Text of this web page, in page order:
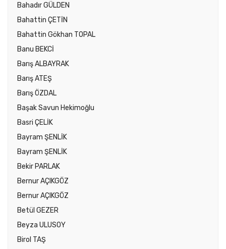
Bahadır GÜLDEN
Bahattin ÇETİN
Bahattin Gökhan TOPAL
Banu BEKCİ
Barış ALBAYRAK
Barış ATEŞ
Barış ÖZDAL
Başak Savun Hekimoğlu
Basri ÇELİK
Bayram ŞENLİK
Bayram ŞENLİK
Bekir PARLAK
Bernur AÇIKGÖZ
Bernur AÇIKGÖZ
Betül GEZER
Beyza ULUSOY
Birol TAŞ